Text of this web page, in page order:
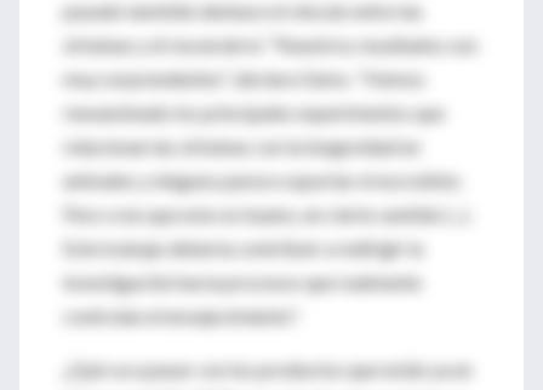
pasado también deshace el vínculo entre las
sirtuinas y el resveratrol. "Nuestros resultados son
muy sorprendentes", declara Gems. "Hemos
reexaminado los principales experimentos que
relacionan las sirtuinas con la longevidad en
animales y ninguno parece soportar el escrutinio.
Pero creo que esto es bueno, en cierto sentido (...).
Este trabajo debería contribuir a redirigir la
investigación hacia procesos que realmente
controlan el envejecimiento".
¿Qué va a pasar con los productos que están ya en